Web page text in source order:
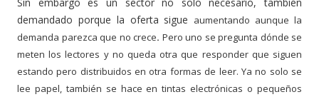
demandado porque la oferta sigue aumentando aunque la
demanda parezca que no crece. Pero uno se pregunta dónde se
meten los lectores y no queda otra que responder que siguen
estando pero distribuidos en otra formas de leer. Ya no solo se
lee papel, también se hace en tintas electrónicas o pequeños